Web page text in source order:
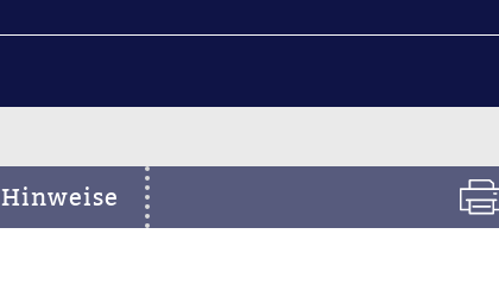
Hinweise